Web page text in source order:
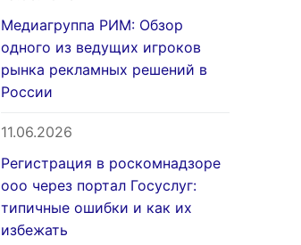
Медиагруппа РИМ: Обзор
одного из ведущих игроков
рынка рекламных решений в
России
11.06.2026
Регистрация в роскомнадзоре
ооо через портал Госуслуг:
типичные ошибки и как их
избежать